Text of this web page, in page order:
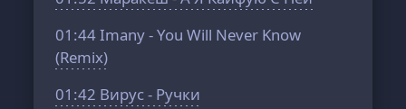
01:44Imany - You Will Never Know
(Remix)
01:42 Вирус - Ручки